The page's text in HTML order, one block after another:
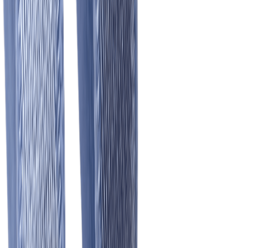
Покупателю
ДоставкаОплата Вопросы и ответы
Аккаунт
Войти
Главная/ Каталог Бретелечная резинка
Бретелечная резинка голубая
10 мм, цв. 3090
50 ₽
В наличии
Артикул: Б-84
Производитель
Турция
Цвет: голубой
Ширина, мм :10
Цена указана за 1 метр.
В корзину